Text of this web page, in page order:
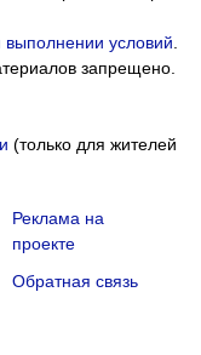
выполнении условий.
запрещено.
(только для жителей
Реклама на
проекте
Обратная связь